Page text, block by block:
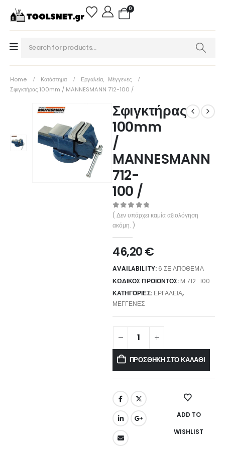
0
Home Κατάστημα Εργαλεία, Μέγγενες
Σφιγκτήρας 100mm / MANNESMANN 712-100 /
Σφιγκτήρας
100mm
/
MANNESMANN
712-
100 /
0out of 5
( Δεν υπάρχει καμία αξιολόγηση
ακόμη. )
46,20€
AVAILABILITY: 6 ΣΕ ΑΠΌΘΕΜΑ
ΚΩΔΙΚΌΣ ΠΡΟΪΌΝΤΟΣ: M 712-100
ΚΑΤΗΓΟΡΊΕΣ: ΕΡΓΑΛΕΊΑ,
ΜΈΓΓΕΝΕΣ
ΠΡΟΣΘΉΚΗ ΣΤΟ ΚΑΛΆΘΙ
ADD TO
WISHLIST